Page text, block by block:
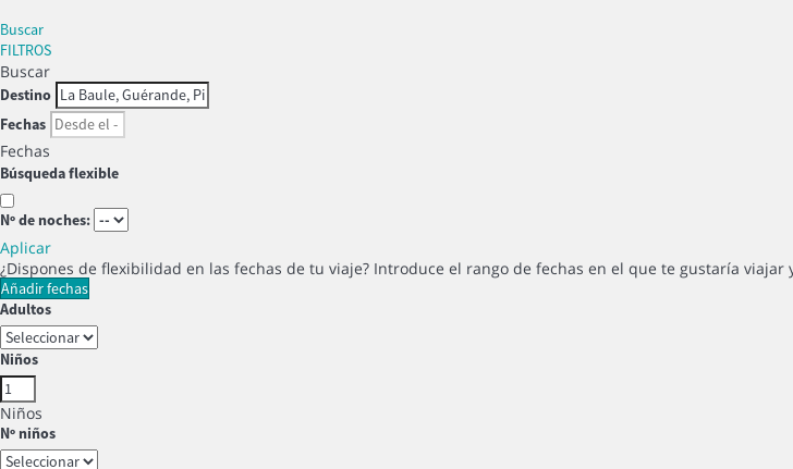
Buscar
FILTROS
Buscar
Destino
Fechas
Fechas
Búsqueda flexible
Nº de noches:
Aplicar
¿Dispones de flexibilidad en las fechas de tu viaje? Introduce el rango de fechas en el que te gustaría
Añadir fechas
Adultos
Niños
Niños
Nº niños